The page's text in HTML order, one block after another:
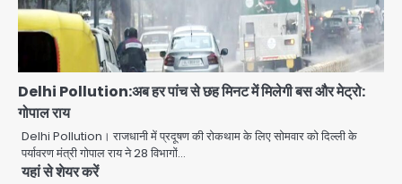
Delhi Pollution:अब हर पांच से छह मिनट में मिलेगी बस और मेट्रो:
गोपाल राय
Delhi Pollution। राजधानी में प्रदूषण की रोकथाम के लिए सोमवार को दिल्ली के
पर्यावरण मंत्री गोपाल राय ने 28 विभागों…
यहां से शेयर करें
4
पुरा महादेव से बेटियों के स्वास्थ्य और सुरक्षा का
संदेश
Team JHJ
5
Team JHJ